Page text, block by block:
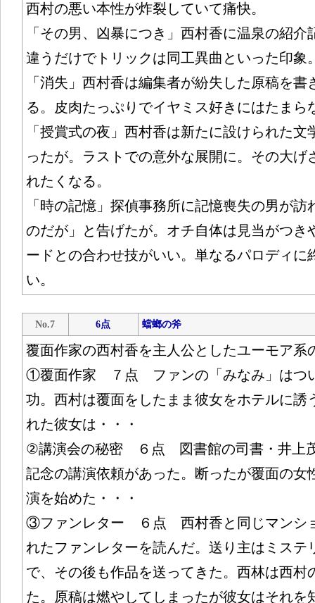
西村の悪い本性が炸裂していて痛快。
「その男、凶暴につき」西村香に温泉の紹
違うだけでトリックは同工異曲といった印象
「消失」西村香は編集者が紛失した原稿を
る。皮肉たっぷりでイヤミス好きにはたまら
「授賞式の夜」西村香は新たに設けられた
ったが。ラストでの意外な展開に。その大げ
れたくなる。
「時の記憶」探偵事務所に記憶喪失の男が
のだが」と告げたが。オチ自体は見当がつき
ードとの合わせ技がいい。単なるパロディに
い。
No.7 6点 蟷螂の斧
覆面作家の西村香を主人公としたユーモア系
①覆面作家 ７点 ファンの「みなみ」はつ
功。西村は覆面をしたまま彼女をホテルに誘
れた彼女は・・・
②講演会の秘密 ６点 図書館の司書・井上
記念の講演依頼があった。断ったが覆面の女
演を始めた・・・
③ファンレター ６点 西村香と同じマンシ
れたファンレターを読んだ。送り主はミステ
で、その後も作品を送ってきた。西林は西村
た。原稿は燃やしてしまったが彼女はそれ